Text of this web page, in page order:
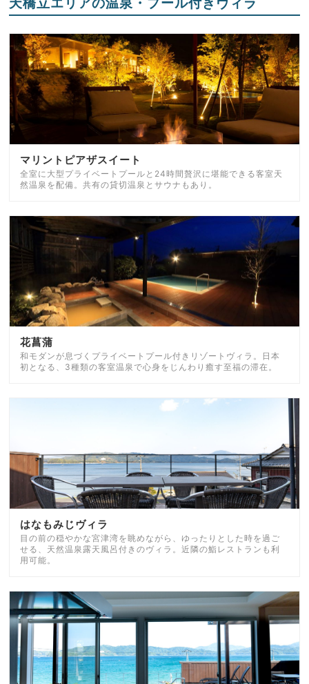
マリントピアザスイート
全室に大型プライベートプールと24時間贅沢に堪能できる客室天
然温泉を配備。共有の貸切温泉とサウナもあり。
花菖蒲
和モダンが息づくプライベートプール付きリゾートヴィラ。日本
初となる、3種類の客室温泉で心身をじんわり癒す至福の滞在。
はなもみじヴィラ
目の前の穏やかな宮津湾を眺めながら、ゆったりとした時を過ご
せる、天然温泉露天風呂付きのヴィラ。近隣の鮨レストランも利
用可能。